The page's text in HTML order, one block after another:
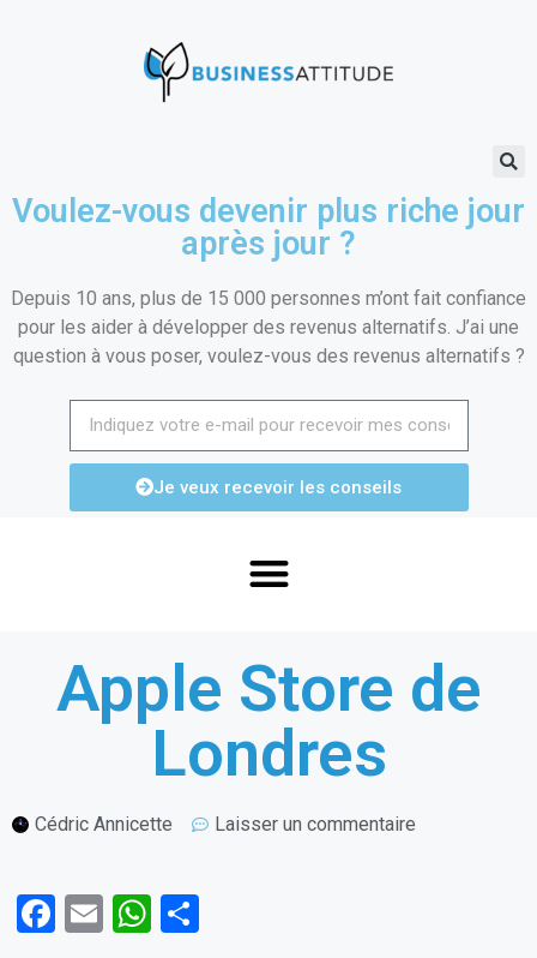
Voulez-vous devenir plus riche jour
après jour ?
Depuis 10 ans, plus de 15 000 personnes m’ont fait confiance
pour les aider à développer des revenus alternatifs. J’ai une
question à vous poser, voulez-vous des revenus alternatifs ?
Je veux recevoir les conseils
Apple Store de
Londres
Cédric Annicette Laisser un commentaire
F
E
W